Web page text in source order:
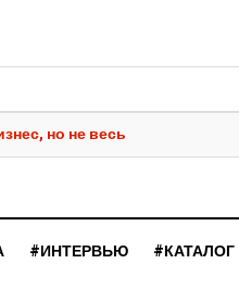
но не весь
#ИНТЕРВЬЮ #КАТАЛОГ